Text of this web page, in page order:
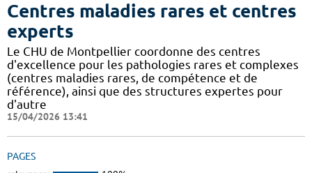
Centres maladies rares et centres
experts
Le CHU de Montpellier coordonne des centres
d'excellence pour les pathologies rares et complexes
(centres maladies rares, de compétence et de
référence), ainsi que des structures expertes pour
d'autre
15/04/2026 13:41
PAGES